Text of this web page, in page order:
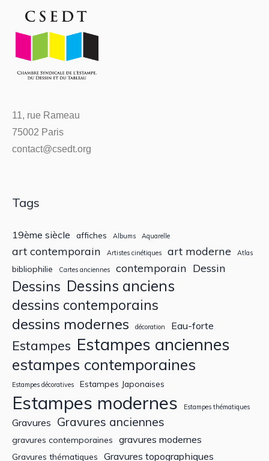
11, rue Rameau
75002 Paris
contact@csedt.org
Tags
19ème siècle affiches Albums Aquarelle
art contemporain Artistes cinétiques art moderne Atlas
bibliophilie Cartes anciennes contemporain Dessin
Dessins Dessins anciens
dessins contemporains
dessins modernes décoration Eau-forte
Estampes Estampes anciennes
estampes contemporaines
Estampes décoratives Estampes Japonaises
Estampes modernes Estampes thématiques
Gravures Gravures anciennes
gravures contemporaines gravures modernes
Gravures thématiques Gravures topographiques